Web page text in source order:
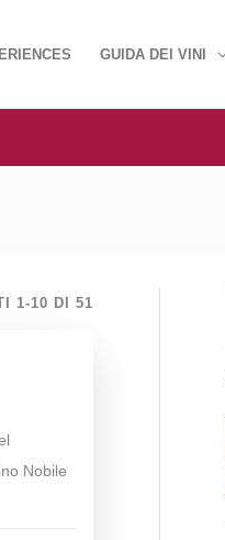
GUIDA DEI VINI
1-10 DI 51
Nobile